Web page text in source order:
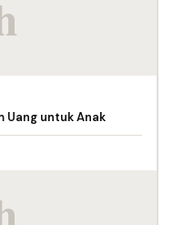
Uang untuk Anak